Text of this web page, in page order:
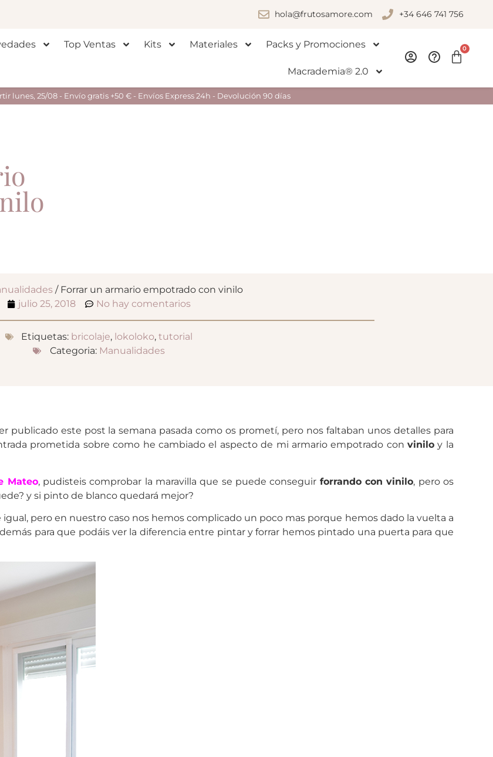
hola@frutosamore.com +34 646 741 756
Top Ventas Kits Materiales Packs y Promociones
Macrademia® 2.0
0
lunes, 25/08 - Envío gratis +50 € - Envíos Express 24h - Devolución 90 días
/ Forrar un armario empotrado con vinilo
julio 25, 2018
No hay comentarios
Etiquetas: bricolaje, lokoloko, tutorial
Categoria: Manualidades
publicado este post la semana pasada como os prometí, pero nos faltaban unos detalles para
prometida sobre como he cambiado el aspecto de mi armario empotrado convinilo y la
Mateo, pudisteis comprobar la maravilla que se puede conseguir forrando con vinilo, pero os
y si pinto de blanco quedará mejor?
pero en nuestro caso nos hemos complicado un poco mas porque hemos dado la vuelta a
para que podáis ver la diferencia entre pintar y forrar hemos pintado una puerta para que